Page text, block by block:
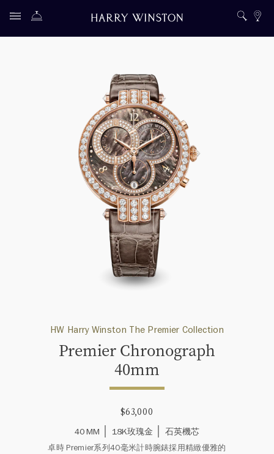
HW Harry Winston The Premier Collection
Premier Chronograph
40mm
$63,000
40 MM
18K玫瑰金 石英機芯
卓時 Premier系列40毫米計時腕錶採用精緻優雅的